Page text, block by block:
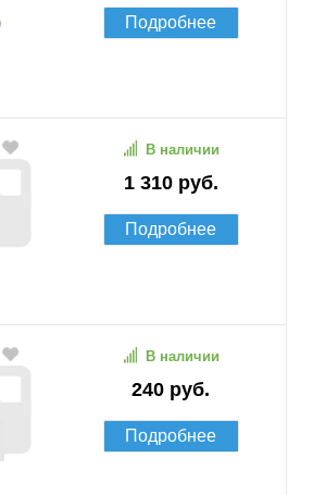
Подробнее
1 310 руб.
В наличии
Подробнее
240 руб.
В наличии
Подробнее